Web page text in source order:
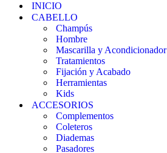
INICIO
CABELLO
Champús
Hombre
Mascarilla y Acondicionador
Tratamientos
Fijación y Acabado
Herramientas
Kids
ACCESORIOS
Complementos
Coleteros
Diademas
Pasadores